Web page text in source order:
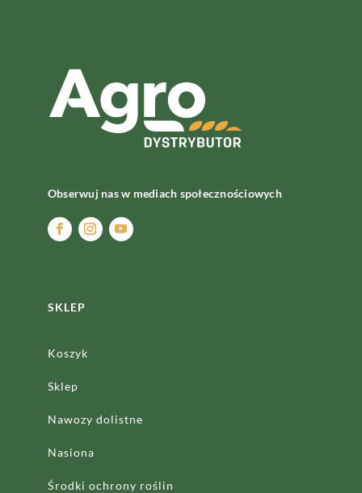
Obserwuj nas w mediach społecznościowych
SKLEP
Koszyk
Sklep
Nawozy dolistne
Nasiona
Środki ochrony roślin